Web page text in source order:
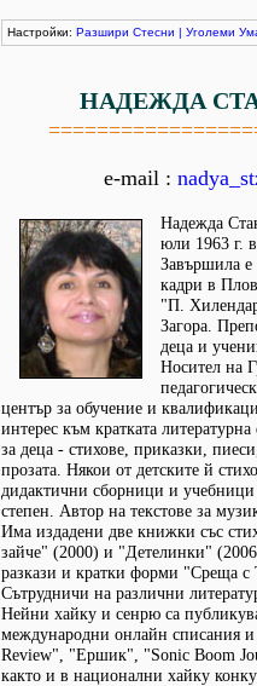
Настройки: Разшири Стесни | Уголеми
НАДЕЖДА
e-mail :
Надежда
юли 1963 г.
Завършила
кадри в
"П.
Загора.
деца и
Носител на
център за обучение и
интерес към кратката
за деца - стихове, приказки,
прозата. Някои от детските й
дидактични сборници и
степен. Автор на текстове за
Има издадени две книжки със
зайче" (2000) и "Детелинки"
разкази и кратки форми "Среща с
Сътрудничи на различни
Нейни хайку и сенрю са
международни онлайн списания
Review", "Ершик", "Sonic Boom
както и в национални хайку